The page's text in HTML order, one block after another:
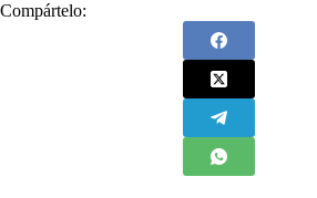
Compártelo: